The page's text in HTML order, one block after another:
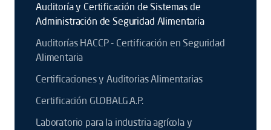
Auditoría y Certificación de Sistemas de
Administración de Seguridad Alimentaria
Auditorías HACCP - Certificación en Seguridad
Alimentaria
Certificaciones y Auditorias Alimentarias
Certificación GLOBALG.A.P.
Laboratorio para la industria agrícola y